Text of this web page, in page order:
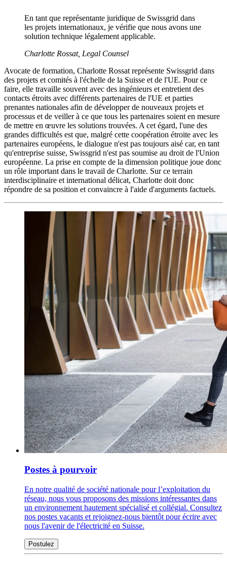
En tant que représentante juridique de Swissgrid dans
les projets internationaux, je vérifie que nous avons une
solution technique légalement applicable.
Charlotte Rossat, Legal Counsel
Avocate de formation, Charlotte Rossat représente Swissgrid dans
des projets et comités à l'échelle de la Suisse et de l'UE. Pour ce
faire, elle travaille souvent avec des ingénieurs et entretient des
contacts étroits avec différents partenaires de l'UE et parties
prenantes nationales afin de développer de nouveaux projets et
processus et de veiller à ce que tous les partenaires soient en mesure
de mettre en œuvre les solutions trouvées. A cet égard, l'une des
grandes difficultés est que, malgré cette coopération étroite avec les
partenaires européens, le dialogue n'est pas toujours aisé car, en tant
qu'entreprise suisse, Swissgrid n'est pas soumise au droit de l'Union
européenne. La prise en compte de la dimension politique joue donc
un rôle important dans le travail de Charlotte. Sur ce terrain
interdisciplinaire et international délicat, Charlotte doit donc
répondre de sa position et convaincre à l'aide d'arguments factuels.
Postes à pourvoir
En notre qualité de société nationale pour l’exploitation du
réseau, nous vous proposons des missions intéressantes dans
un environnement hautement spécialisé et collégial. Consultez
nos postes vacants et rejoignez-nous bientôt pour écrire avec
nous l'avenir de l'électricité en Suisse.
Postulez